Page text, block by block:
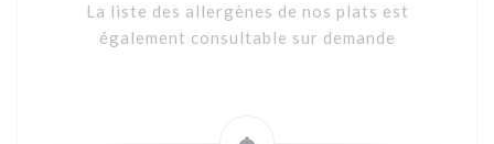
La liste des allergènes de nos plats est
également consultable sur demande